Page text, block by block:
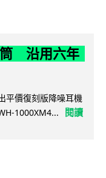
筒 沿用六年
平價復刻版降噪耳機
1000XM4...
閱讀